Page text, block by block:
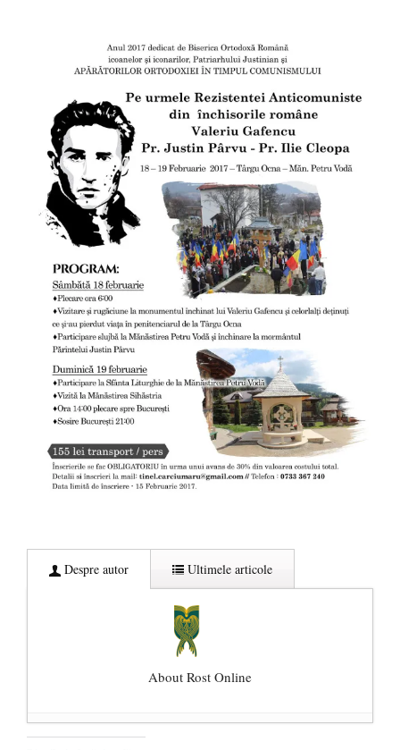
Despre autor Ultimele articole
About Rost Online
Dezvăluiri cutremurătoare despre